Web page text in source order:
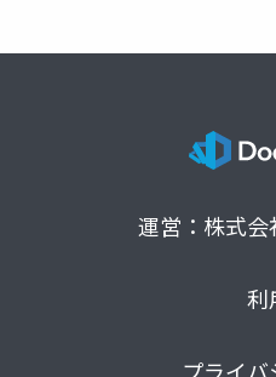
運営：株式
利
プライ